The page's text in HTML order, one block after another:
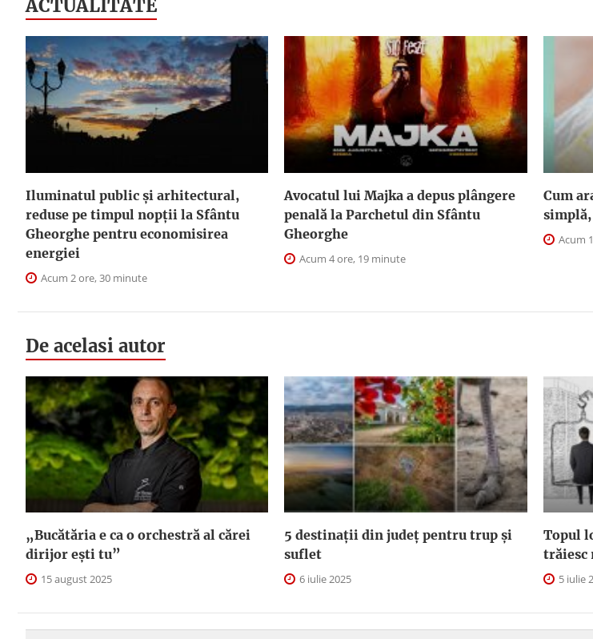
ACTUALITATE
Iluminatul public şi arhitectural,
reduse pe timpul nopţii la Sfântu
Gheorghe pentru economisirea
energiei
Acum 2 ore, 30 minute
Avocatul lui Majka a depus plângere
penală la Parchetul din Sfântu
Gheorghe
Acum 4 ore, 19 minute
Cum
Acum
De acelasi autor
„Bucătăria e ca o orchestră al cărei
dirijor ești tu”
15 august 2025
5 destinații din județ pentru trup și
suflet
6 iulie 2025
Topul
trăiesc
5 iulie